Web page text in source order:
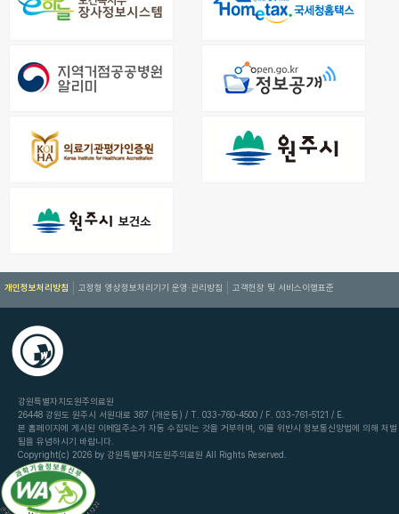
개인정보처리방침 고정형 영상정보처리기기 운영·관리방침 고객헌장 및 서비스이행표준
강원특별자치도원주의료원
26448 강원도 원주시 서원대로 387 (개운동) / T. 033-760-4500 / F. 033-761-5121 / E.
본 홈페이지에 게시된 이메일주소가 자동 수집되는 것을 거부하며, 이를 위반시 정보통신망법에 의해 처벌
됨을 유념하시기 바랍니다.
Copyright(c) 2026 by 강원특별자치도원주의료원 All Rights Reserved.